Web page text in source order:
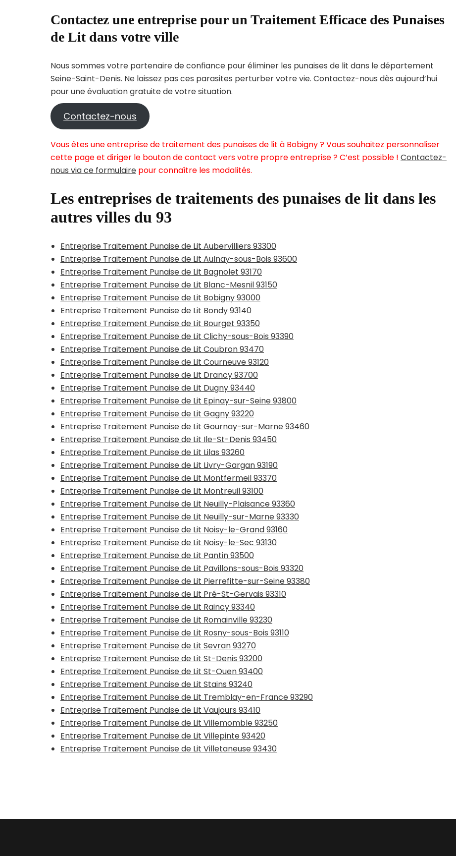
Contactez une entreprise pour un Traitement Efficace des Punaises
de Lit dans votre ville
Nous sommes votre partenaire de confiance pour éliminer les punaises de lit dans le département
Seine-Saint-Denis. Ne laissez pas ces parasites perturber votre vie. Contactez-nous dès aujourd’hui
pour une évaluation gratuite de votre situation.
Contactez-nous
Vous êtes une entreprise de traitement des punaises de lit à Bobigny ? Vous souhaitez personnaliser
cette page et diriger le bouton de contact vers votre propre entreprise ? C’est possible ! Contactez-
nous via ce formulaire pour connaître les modalités.
Les entreprises de traitements des punaises de lit dans les
autres villes du 93
Entreprise Traitement Punaise de Lit Aubervilliers 93300
Entreprise Traitement Punaise de Lit Aulnay-sous-Bois 93600
Entreprise Traitement Punaise de Lit Bagnolet 93170
Entreprise Traitement Punaise de Lit Blanc-Mesnil 93150
Entreprise Traitement Punaise de Lit Bobigny 93000
Entreprise Traitement Punaise de Lit Bondy 93140
Entreprise Traitement Punaise de Lit Bourget 93350
Entreprise Traitement Punaise de Lit Clichy-sous-Bois 93390
Entreprise Traitement Punaise de Lit Coubron 93470
Entreprise Traitement Punaise de Lit Courneuve 93120
Entreprise Traitement Punaise de Lit Drancy 93700
Entreprise Traitement Punaise de Lit Dugny 93440
Entreprise Traitement Punaise de Lit Epinay-sur-Seine 93800
Entreprise Traitement Punaise de Lit Gagny 93220
Entreprise Traitement Punaise de Lit Gournay-sur-Marne 93460
Entreprise Traitement Punaise de Lit Ile-St-Denis 93450
Entreprise Traitement Punaise de Lit Lilas 93260
Entreprise Traitement Punaise de Lit Livry-Gargan 93190
Entreprise Traitement Punaise de Lit Montfermeil 93370
Entreprise Traitement Punaise de Lit Montreuil 93100
Entreprise Traitement Punaise de Lit Neuilly-Plaisance 93360
Entreprise Traitement Punaise de Lit Neuilly-sur-Marne 93330
Entreprise Traitement Punaise de Lit Noisy-le-Grand 93160
Entreprise Traitement Punaise de Lit Noisy-le-Sec 93130
Entreprise Traitement Punaise de Lit Pantin 93500
Entreprise Traitement Punaise de Lit Pavillons-sous-Bois 93320
Entreprise Traitement Punaise de Lit Pierrefitte-sur-Seine 93380
Entreprise Traitement Punaise de Lit Pré-St-Gervais 93310
Entreprise Traitement Punaise de Lit Raincy 93340
Entreprise Traitement Punaise de Lit Romainville 93230
Entreprise Traitement Punaise de Lit Rosny-sous-Bois 93110
Entreprise Traitement Punaise de Lit Sevran 93270
Entreprise Traitement Punaise de Lit St-Denis 93200
Entreprise Traitement Punaise de Lit St-Ouen 93400
Entreprise Traitement Punaise de Lit Stains 93240
Entreprise Traitement Punaise de Lit Tremblay-en-France 93290
Entreprise Traitement Punaise de Lit Vaujours 93410
Entreprise Traitement Punaise de Lit Villemomble 93250
Entreprise Traitement Punaise de Lit Villepinte 93420
Entreprise Traitement Punaise de Lit Villetaneuse 93430